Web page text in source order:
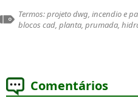
Termos: projeto dwg, incendio e
blocos cad, planta, prumada,
Comentários